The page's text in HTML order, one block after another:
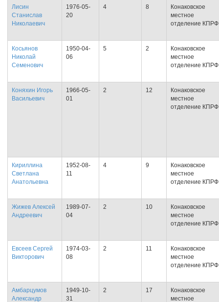
Лисин
Станислав
Николаевич
1976-05-
20
4 8
Конаковское
местное
отделение КПРФ
Косьянов
Николай
Семенович
1950-04-
06
5 2
Конаковское
местное
отделение КПРФ
Коняхин Игорь
Васильевич
1966-05-
01
2 12
Конаковское
местное
отделение КПРФ
Кириллина
Светлана
Анатольевна
1952-08-
11
4 9
Конаковское
местное
отделение КПРФ
Жижев Алексей
Андреевич
1989-07-
04
2 10
Конаковское
местное
отделение КПРФ
Евсеев Сергей
Викторович
1974-03-
08
2 11
Конаковское
местное
отделение КПРФ
Амбарцумов
Александр
1949-10-
31
2 17
Конаковское
местное